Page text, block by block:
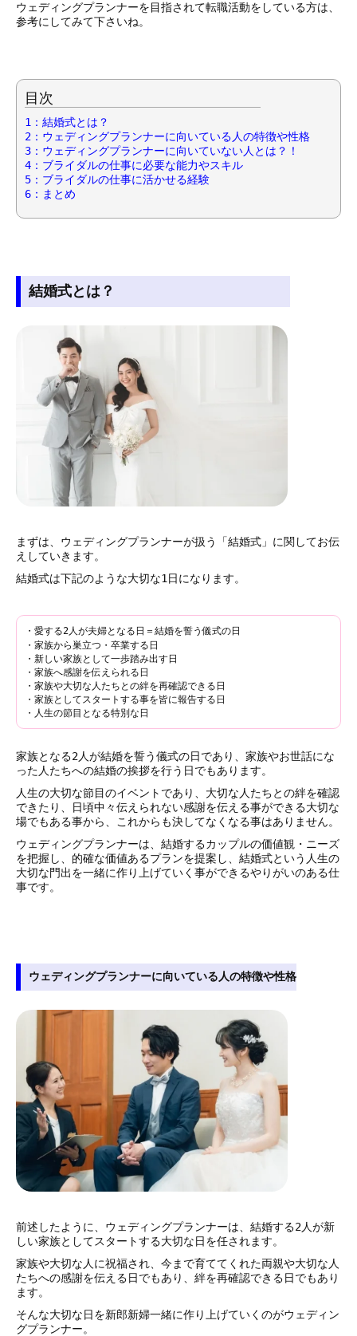
ウェディングプランナーを目指されて転職活動をしている方は、
参考にしてみて下さいね。
目次
1：結婚式とは？
2：ウェディングプランナーに向いている人の特徴や性格
3：ウェディングプランナーに向いていない人とは？！
4：ブライダルの仕事に必要な能力やスキル
5：ブライダルの仕事に活かせる経験
6：まとめ
結婚式とは？
まずは、ウェディングプランナーが扱う「結婚式」に関してお伝
えしていきます。
結婚式は下記のような大切な1日になります。
・ 愛する2人が夫婦となる日＝結婚を誓う儀式の日
・家族から巣立つ・卒業する日
・新しい家族として一歩踏み出す日
・家族へ感謝を伝えられる日
・家族や大切な人たちとの絆を再確認できる日
・家族としてスタートする事を皆に報告する日
・人生の節目となる特別な日
家族となる2人が結婚を誓う儀式の日であり、家族やお世話にな
った人たちへの結婚の挨拶を行う日でもあります。
人生の大切な節目のイベントであり、大切な人たちとの絆を確認
できたり、日頃中々伝えられない感謝を伝える事ができる大切な
場でもある事から、これからも決してなくなる事はありません。
ウェディングプランナーは、結婚するカップルの価値観・ニーズ
を把握し、的確な価値あるプランを提案し、結婚式という人生の
大切な門出を一緒に作り上げていく事ができるやりがいのある仕
事です。
ウェディングプランナーに向いている人の特徴や性格
前述したように、ウェディングプランナーは、結婚する2人が新
しい家族としてスタートする大切な日を任されます。
家族や大切な人に祝福され、今まで育ててくれた両親や大切な人
たちへの感謝を伝える日でもあり、絆を再確認できる日でもあり
ます。
そんな大切な日を新郎新婦一緒に作り上げていくのがウェディン
グプランナー。